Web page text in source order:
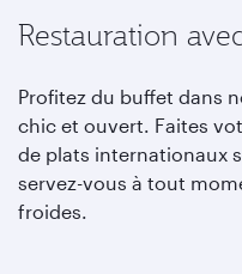
Restauration
Profitez du buffet dans
chic et ouvert. Faites
de plats internationaux
servez-vous à tout
froides.